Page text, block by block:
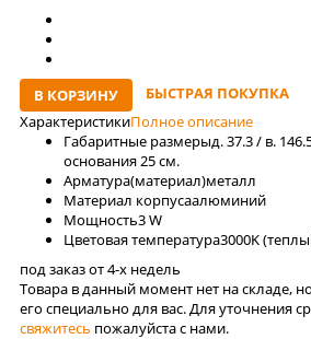
В КОРЗИНУ
БЫСТРАЯ ПОКУПКА
ХарактеристикиПолное описание
Габаритные размерыд. 37.3 / в.
основания 25 см.
Арматура(материал)металл
Материал корпусаалюминий
Мощность3 W
Цветовая температура3000K
под заказ от 4-x недель
Товара в данный момент нет на складе,
его специально для вас. Для уточнения
свяжитесь пожалуйста с нами.